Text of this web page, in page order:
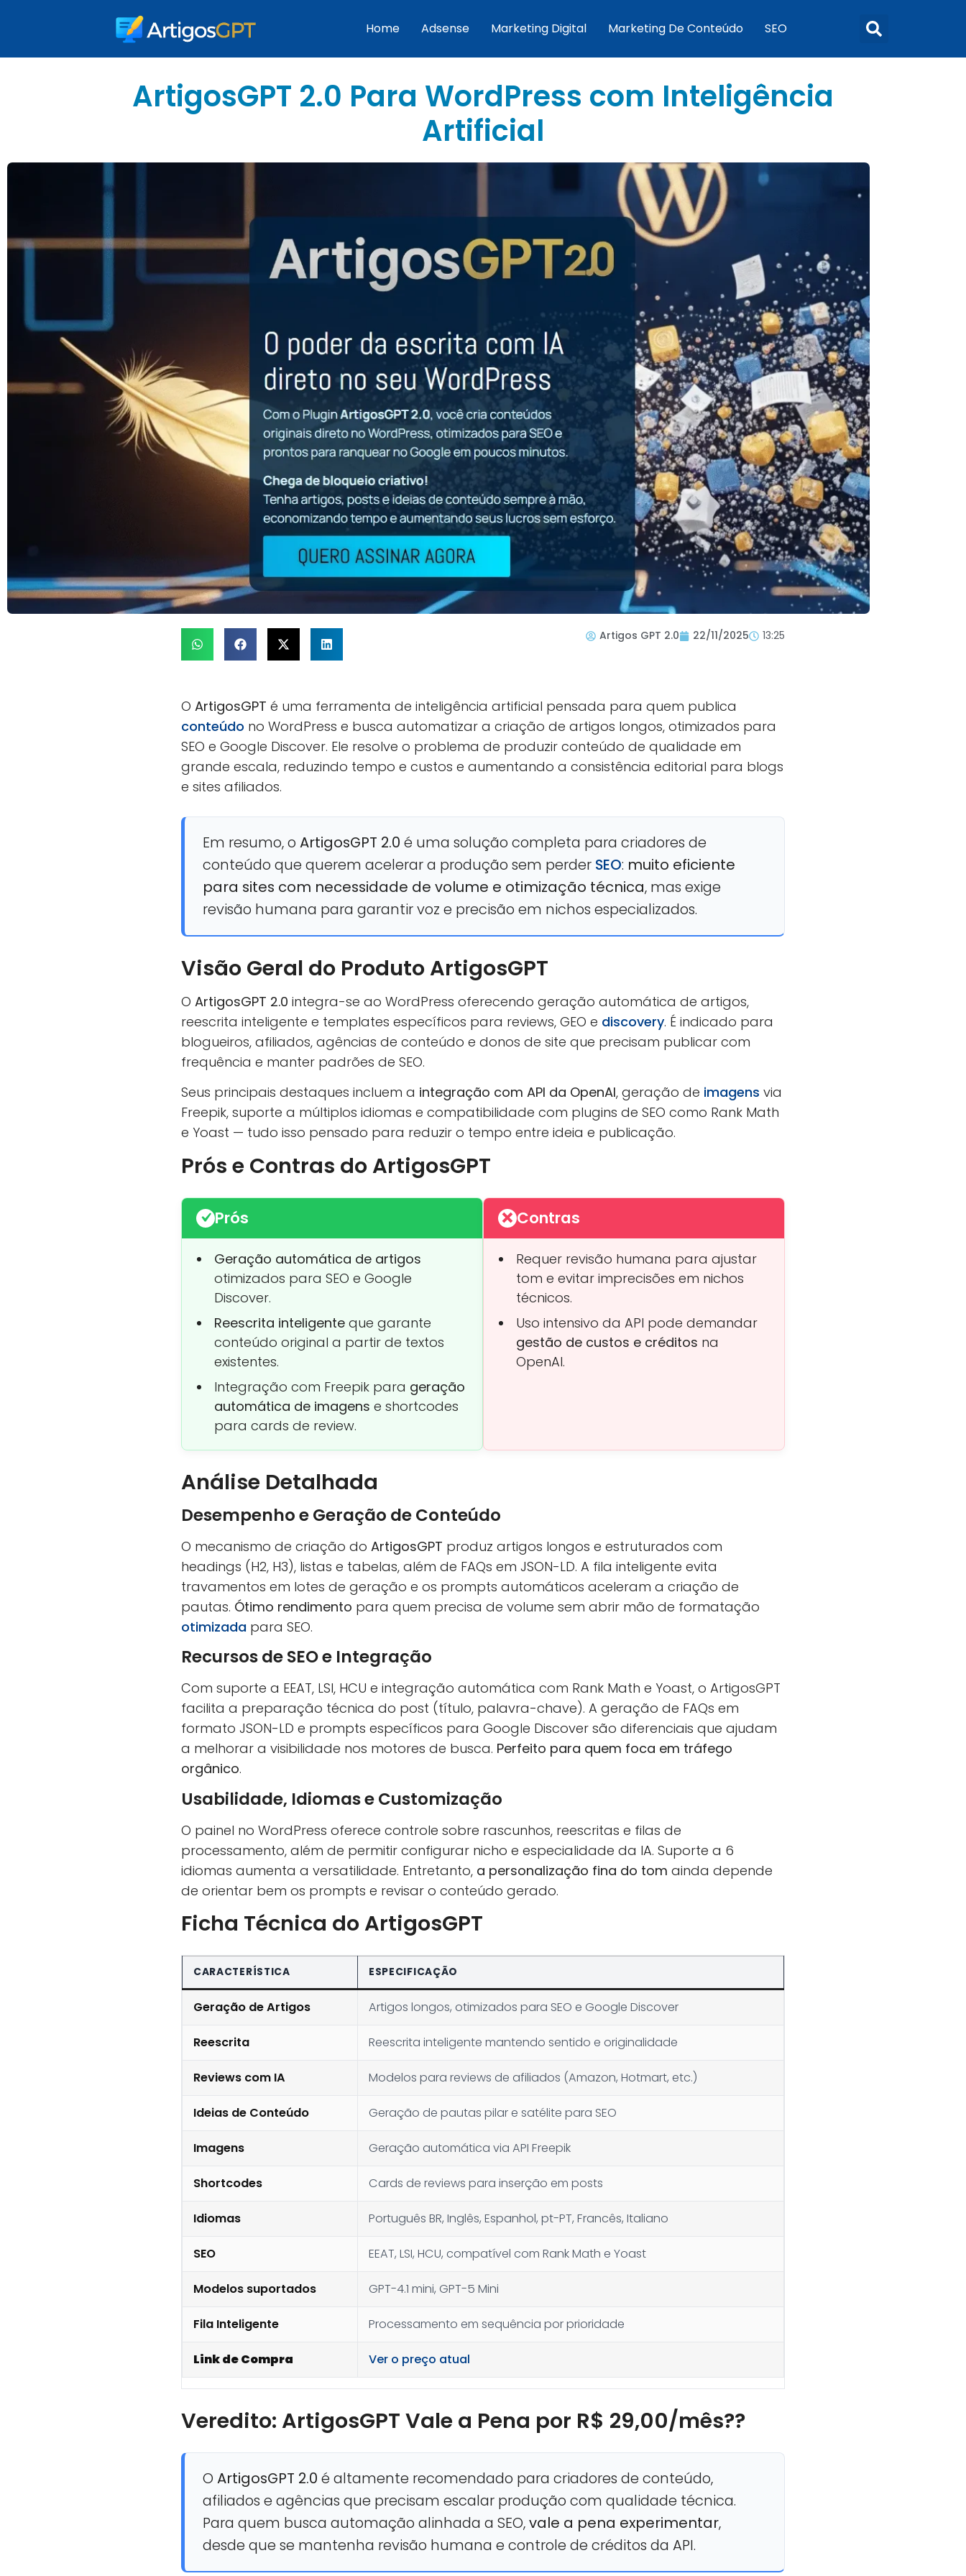
Home Adsense Marketing Digital Marketing De Conteúdo SEO
ArtigosGPT 2.0 Para WordPress com Inteligência
Artificial
Artigos GPT 2.0 22/11/2025 13:25
O ArtigosGPT é uma ferramenta de inteligência artificial pensada para quem publica
conteúdo no WordPress e busca automatizar a criação de artigos longos, otimizados para
SEO e Google Discover. Ele resolve o problema de produzir conteúdo de qualidade em
grande escala, reduzindo tempo e custos e aumentando a consistência editorial para blogs
e sites afiliados.
Em resumo, o ArtigosGPT 2.0 é uma solução completa para criadores de
conteúdo que querem acelerar a produção sem perder SEO: muito eficiente
para sites com necessidade de volume e otimização técnica, mas exige
revisão humana para garantir voz e precisão em nichos especializados.
Visão Geral do Produto ArtigosGPT
O ArtigosGPT 2.0 integra-se ao WordPress oferecendo geração automática de artigos,
reescrita inteligente e templates específicos para reviews, GEO e discovery. É indicado para
blogueiros, afiliados, agências de conteúdo e donos de site que precisam publicar com
frequência e manter padrões de SEO.
Seus principais destaques incluem a integração com API da OpenAI, geração de imagens via
Freepik, suporte a múltiplos idiomas e compatibilidade com plugins de SEO como Rank Math
e Yoast — tudo isso pensado para reduzir o tempo entre ideia e publicação.
Prós e Contras do ArtigosGPT
Prós
Geração automática de artigos
otimizados para SEO e Google
Discover.
Reescrita inteligente que garante
conteúdo original a partir de textos
existentes.
Integração com Freepik para geração
automática de imagens e shortcodes
para cards de review.
Contras
Requer revisão humana para ajustar
tom e evitar imprecisões em nichos
técnicos.
Uso intensivo da API pode demandar
gestão de custos e créditos na
OpenAI.
Análise Detalhada
Desempenho e Geração de Conteúdo
O mecanismo de criação do ArtigosGPT produz artigos longos e estruturados com
headings (H2, H3), listas e tabelas, além de FAQs em JSON-LD. A fila inteligente evita
travamentos em lotes de geração e os prompts automáticos aceleram a criação de
pautas. Ótimo rendimento para quem precisa de volume sem abrir mão de formatação
otimizada para SEO.
Recursos de SEO e Integração
Com suporte a EEAT, LSI, HCU e integração automática com Rank Math e Yoast, o ArtigosGPT
facilita a preparação técnica do post (título, palavra-chave). A geração de FAQs em
formato JSON-LD e prompts específicos para Google Discover são diferenciais que ajudam
a melhorar a visibilidade nos motores de busca. Perfeito para quem foca em tráfego
orgânico.
Usabilidade, Idiomas e Customização
O painel no WordPress oferece controle sobre rascunhos, reescritas e filas de
processamento, além de permitir configurar nicho e especialidade da IA. Suporte a 6
idiomas aumenta a versatilidade. Entretanto, a personalização fina do tom ainda depende
de orientar bem os prompts e revisar o conteúdo gerado.
Ficha Técnica do ArtigosGPT
CARACTERÍSTICA ESPECIFICAÇÃO
Geração de Artigos Artigos longos, otimizados para SEO e Google Discover
Reescrita Reescrita inteligente mantendo sentido e originalidade
Reviews com IA Modelos para reviews de afiliados (Amazon, Hotmart, etc.)
Ideias de Conteúdo Geração de pautas pilar e satélite para SEO
Imagens Geração automática via API Freepik
Shortcodes Cards de reviews para inserção em posts
Idiomas Português BR, Inglês, Espanhol, pt-PT, Francês, Italiano
SEO EEAT, LSI, HCU, compatível com Rank Math e Yoast
Modelos suportados GPT-4.1 mini, GPT-5 Mini
Fila Inteligente Processamento em sequência por prioridade
Link de Compra Ver o preço atual
Veredito: ArtigosGPT Vale a Pena por R$ 29,00/mês??
O ArtigosGPT 2.0 é altamente recomendado para criadores de conteúdo,
afiliados e agências que precisam escalar produção com qualidade técnica.
Para quem busca automação alinhada a SEO,vale a pena experimentar,
desde que se mantenha revisão humana e controle de créditos da API.